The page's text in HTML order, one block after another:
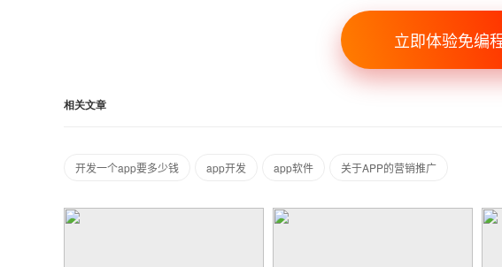
立即体验免编
相关文章
开发一个app要多少钱 app开发 app软件 关于APP的营销推广